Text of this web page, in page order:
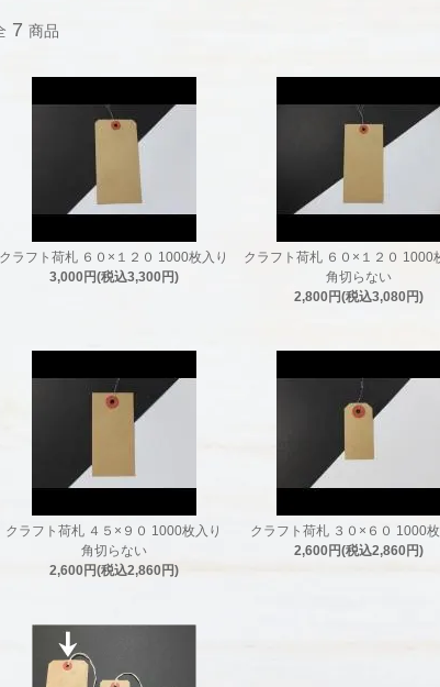
7 商品
クラフト荷札 ６０×１２０ 1000枚入り
3,000円(税込3,300円)
クラフト荷札 ６０×１２０ 1000
角切らない
2,800円(税込3,080円)
クラフト荷札 ４５×９０ 1000枚入り
角切らない
2,600円(税込2,860円)
クラフト荷札 ３０×６０ 1000枚
2,600円(税込2,860円)